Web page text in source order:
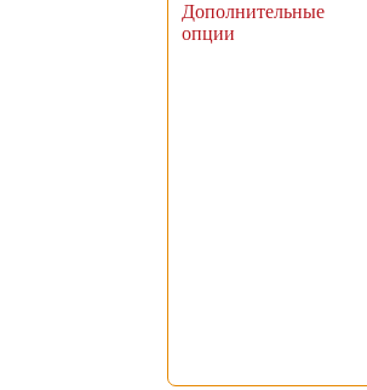
Дополнительные
опции